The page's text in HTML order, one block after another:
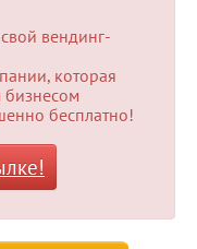
вендинг-
которая
бизнесом
бесплатно!